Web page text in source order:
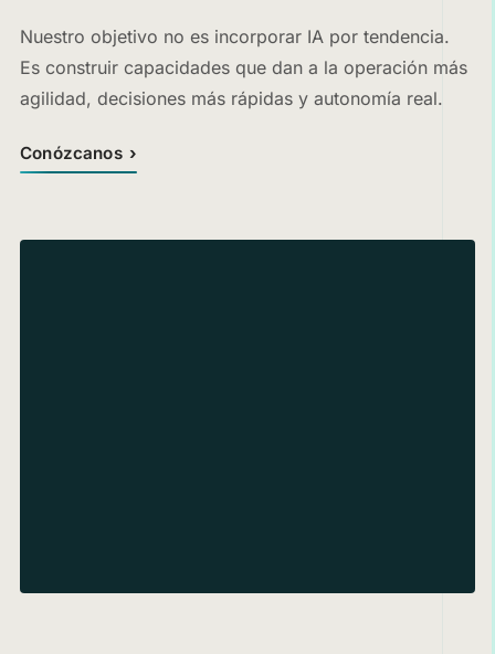
Nuestro objetivo no es incorporar IA por tendencia.
Es construir capacidades que dan a la operación más
agilidad, decisiones más rápidas y autonomía real.
Conózcanos